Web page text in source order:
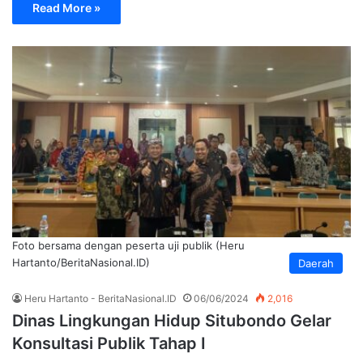
Read More »
Daerah
Foto bersama dengan peserta uji publik (Heru
Hartanto/BeritaNasional.ID)
Heru Hartanto - BeritaNasional.ID 06/06/2024 2,016
Dinas Lingkungan Hidup Situbondo Gelar
Konsultasi Publik Tahap I